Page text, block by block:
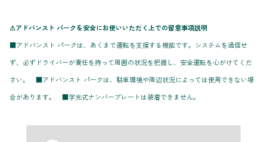
⚠アドバンスト パークを安全にお使いいただく上での留意事項説明
■アドバンスト パークは、あくまで運転を支援する機能です。システムを過信せ
ず、必ずドライバーが責任を持って周囲の状況を把握し、安全運転を心がけてくだ
さい。 ■アドバンスト パークは、駐車環境や周辺状況によっては使用できない場
合があります。 ■字光式ナンバープレートは装着できません。